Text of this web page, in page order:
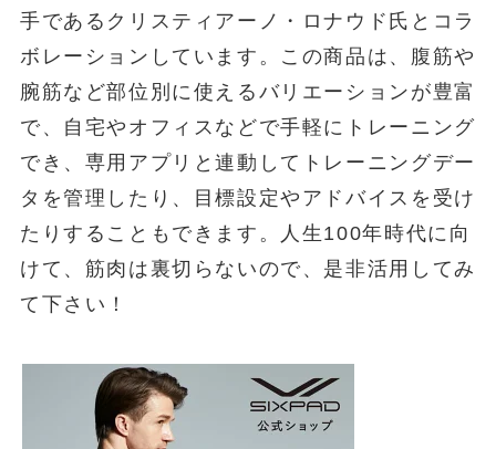
手であるクリスティアーノ・ロナウド氏とコラ
ボレーションしています。この商品は、腹筋や
腕筋など部位別に使えるバリエーションが豊富
で、自宅やオフィスなどで手軽にトレーニング
でき、専用アプリと連動してトレーニングデー
タを管理したり、目標設定やアドバイスを受け
たりすることもできます。人生100年時代に向
けて、筋肉は裏切らないので、是非活用してみ
て下さい！